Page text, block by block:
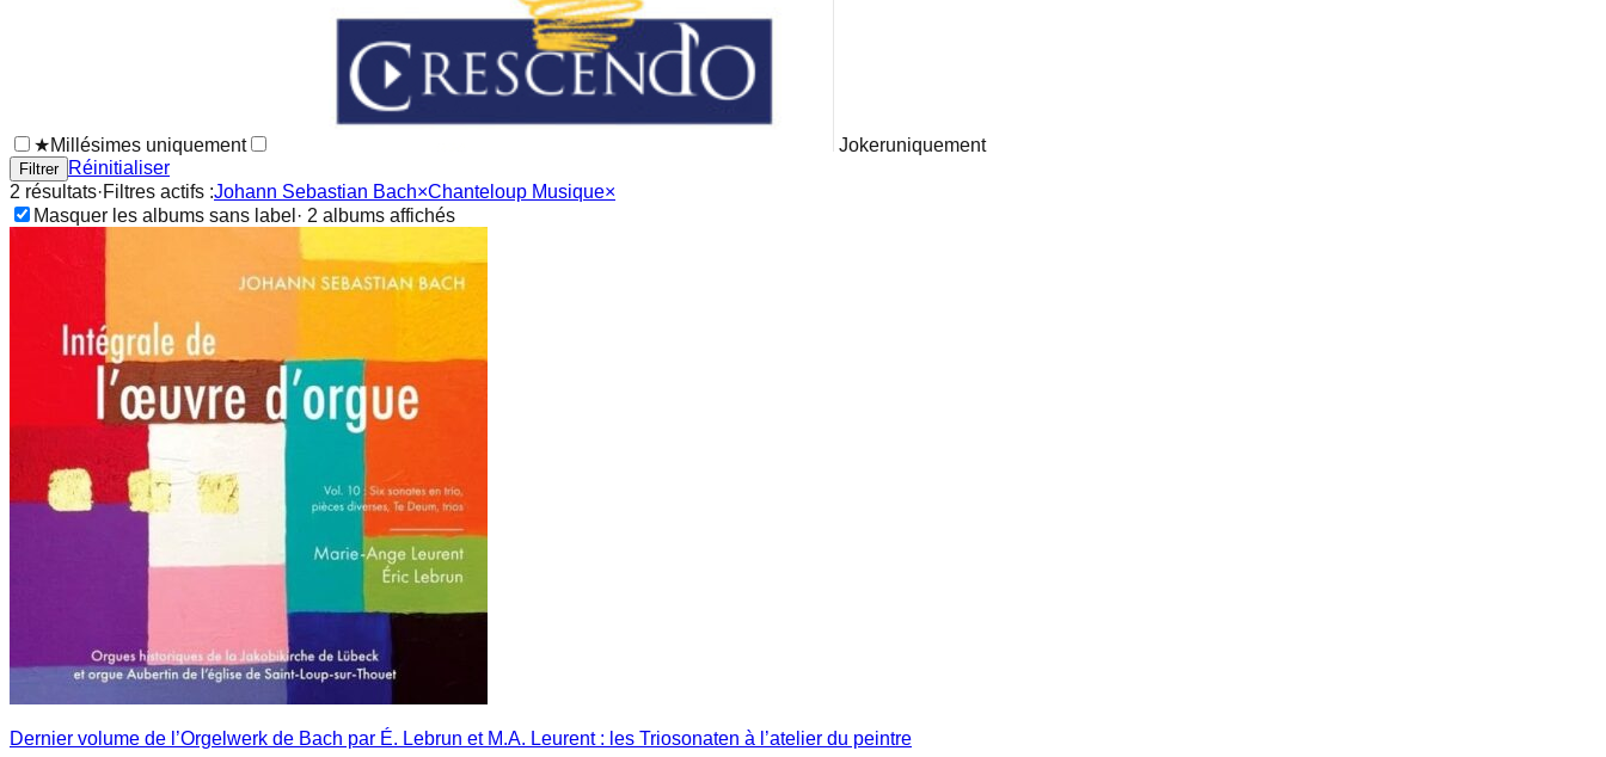
★Millésimes uniquement Jokeruniquement
Filtrer
Réinitialiser
2 résultats·Filtres actifs :Johann Sebastian Bach×Chanteloup Musique×
Masquer les albums sans label · 2 albums affichés
Dernier volume de l’Orgelwerk de Bach par É. Lebrun et M.A. Leurent : les Triosonaten à l’atelier du peintre